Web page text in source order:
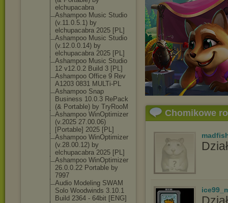
elchupacabra
Ashampoo Music Studio
(v.11.0.5.1) by
elchupacabra 2025 [PL]
Ashampoo Music Studio
(v.12.0.0.14) by
elchupacabra 2025 [PL]
Ashampoo Music Studio
12 v12.0.2 Build 3 [PL]
Ashampoo Office 9 Rev
A1203 0831 MULTi-PL
Ashampoo Snap
Business 10.0.3 RePack
(& Portable) by TryRooM
Ashampoo WinOptimizer
(v.2025 27.00.06)
[Portable] 2025 [PL]
Ashampoo WinOptimizer
(v.28.00.12) by
elchupacabra 2025 [PL]
Ashampoo WinOptimizer
26.0.0.22 Portable by
7997
Audio Modeling SWAM
Solo Woodwinds 3.10.1
Build 2364 - 64bit [ENG]
Chomikowe